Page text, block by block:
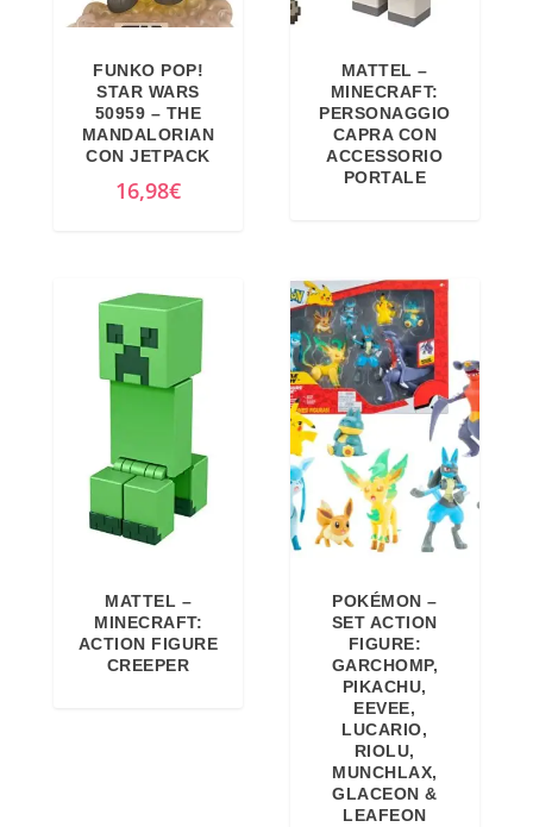
FUNKO POP!
STAR WARS
50959 – THE
MANDALORIAN
CON JETPACK
16,98€
MATTEL –
MINECRAFT:
PERSONAGGIO
CAPRA CON
ACCESSORIO
PORTALE
MATTEL –
MINECRAFT:
ACTION FIGURE
CREEPER
POKÉMON –
SET ACTION
FIGURE:
GARCHOMP,
PIKACHU,
EEVEE,
LUCARIO,
RIOLU,
MUNCHLAX,
GLACEON &
LEAFEON